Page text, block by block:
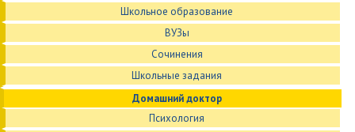
Школьное образование
ВУЗы
Сочинения
Школьные задания
Домашний доктор
Психология